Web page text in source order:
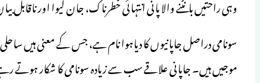
وہی راحتیں بانٹنے والا پانی انتہائی خطرناک، جان لیوا اور
موجیں ہیں۔ جاپانی علاقے سب سے زیادہ سونامی کا شکار ہوتے